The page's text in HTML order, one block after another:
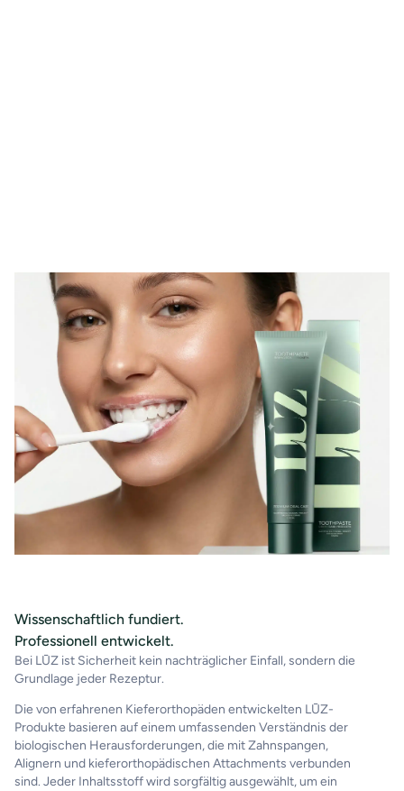
Wissenschaftlich fundiert.
Professionell entwickelt.
Bei LŪZ ist Sicherheit kein nachträglicher Einfall, sondern die
Grundlage jeder Rezeptur.
Die von erfahrenen Kieferorthopäden entwickelten LŪZ-
Produkte basieren auf einem umfassenden Verständnis der
biologischen Herausforderungen, die mit Zahnspangen,
Alignern und kieferorthopädischen Attachments verbunden
sind. Jeder Inhaltsstoff wird sorgfältig ausgewählt, um ein